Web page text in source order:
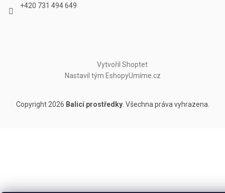
+420 731 494 649
Vytvořil Shoptet
Nastavil tým EshopyUmíme.cz
Copyright 2026 Balicí prostředky. Všechna práva vyhrazena.